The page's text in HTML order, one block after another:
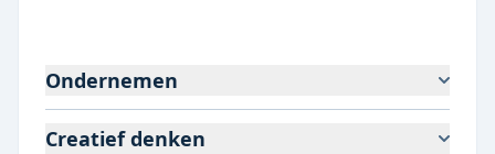
Ondernemen
Creatief denken